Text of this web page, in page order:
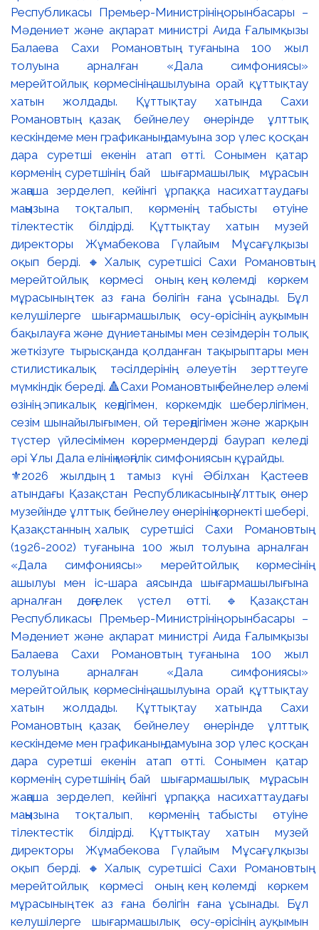
⚜️2026 жылдың 1 тамыз күні Әбілхан Қастеев
атындағы Қазақстан Республикасының Ұлттық өнер
музейінде ұлттық бейнелеу өнерінің көрнекті шебері,
Қазақстанның халық суретшісі Сахи Романовтың
(1926-2002) туғанына 100 жыл толуына арналған
«Дала симфониясы» мерейтойлық көрмесінің
ашылуы мен іс-шара аясында шығармашылығына
арналған дөңгелек үстел өтті. 🔹Қазақстан
Республикасы Премьер-Министрінің орынбасары –
Мәдениет және ақпарат министрі Аида Ғалымқызы
Балаева Сахи Романовтың туғанына 100 жыл
толуына арналған «Дала симфониясы»
мерейтойлық көрмесінің ашылуына орай құттықтау
хатын жолдады. Құттықтау хатында Сахи
Романовтың қазақ бейнелеу өнерінде ұлттық
кескіндеме мен графиканың дамуына зор үлес қосқан
дара суретші екенін атап өтті. Сонымен қатар
көрменің суретшінің бай шығармашылық мұрасын
жаңаша зерделеп, кейінгі ұрпаққа насихаттаудағы
маңызына тоқталып, көрменің табысты өтуіне
тілектестік білдірді. Құттықтау хатын музей
директоры Жұмабекова Гүлайым Мұсағұлқызы
оқып берді. 🔸Халық суретшісі Сахи Романовтың
мерейтойлық көрмесі оның кең көлемді көркем
мұрасының тек аз ғана бөлігін ғана ұсынады. Бұл
келушілерге шығармашылық өсу-өрісінің ауқымын